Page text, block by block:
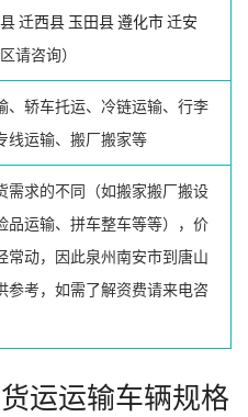
迁西县 玉田县遵化市迁安
请咨询）
、轿车托运、冷链运输、行李
线运输、搬厂搬家等
需求的不同（如搬家搬厂搬设
品运输、拼车整车等等），价
常动，因此泉州南安市到唐山
参考，如需了解资费请来电咨
运运输车辆规格